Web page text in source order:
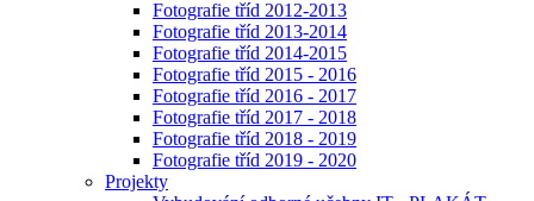
Fotografie tříd 2012-2013
Fotografie tříd 2013-2014
Fotografie tříd 2014-2015
Fotografie tříd 2015 - 2016
Fotografie tříd 2016 - 2017
Fotografie tříd 2017 - 2018
Fotografie tříd 2018 - 2019
Fotografie tříd 2019 - 2020
Projekty